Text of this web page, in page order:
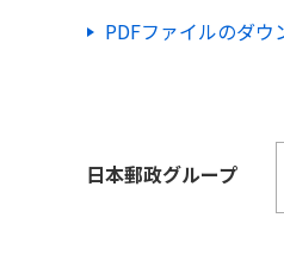
PDFファイルのダ
日本郵政グループ